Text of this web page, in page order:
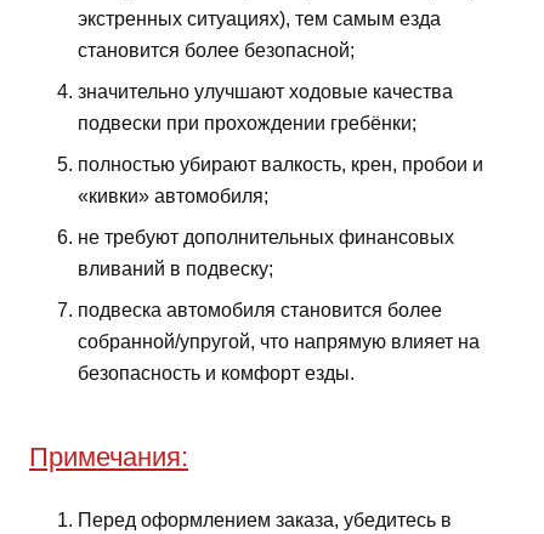
экстренных ситуациях), тем самым езда
становится более безопасной;
значительно улучшают ходовые качества
подвески при прохождении гребёнки;
полностью убирают валкость, крен, пробои и
«кивки» автомобиля;
не требуют дополнительных финансовых
вливаний в подвеску;
подвеска автомобиля становится более
собранной/упругой, что напрямую влияет на
безопасность и комфорт езды.
Примечания:
Перед оформлением заказа, убедитесь в